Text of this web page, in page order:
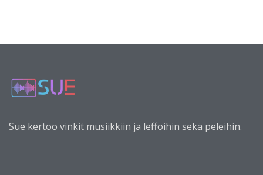
Sue kertoo vinkit musiikkiin ja leffoihin sekä peleihin.